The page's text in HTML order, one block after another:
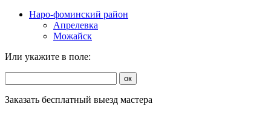
Наро-фоминский район
Апрелевка
Можайск
Или укажите в поле:
ок
Заказать бесплатный выезд мастера